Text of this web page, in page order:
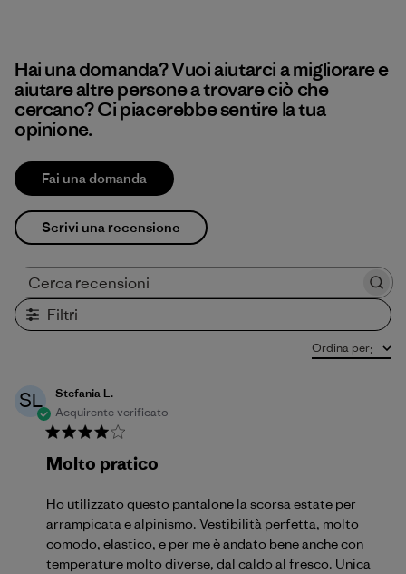
Hai una domanda? Vuoi aiutarci a migliorare e
aiutare altre persone a trovare ciò che
cercano? Ci piacerebbe sentire la tua
opinione.
Fai una domanda
Scrivi una recensione
Filtri
Ordina per:
SL
Stefania L.
Acquirente verificato
Molto pratico
Ho utilizzato questo pantalone la scorsa estate per
arrampicata e alpinismo. Vestibilità perfetta, molto
comodo, elastico, e per me è andato bene anche con
temperature molto diverse, dal caldo al fresco. Unica